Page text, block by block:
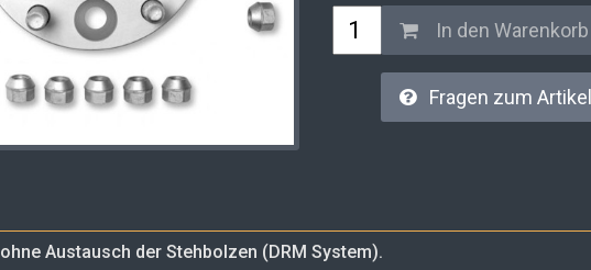
In den Warenkorb
Fragen zum Artikel
ohne Austausch der Stehbolzen (DRM System).